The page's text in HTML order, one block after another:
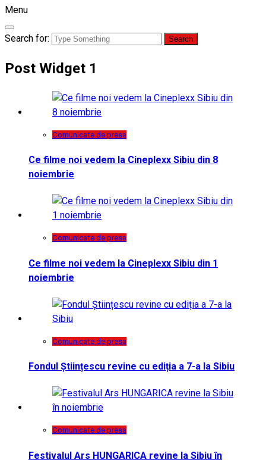
Menu
Search for:
Post Widget 1
Comunicate de presa
Ce filme noi vedem la Cineplexx Sibiu din 8
noiembrie
Comunicate de presa
Ce filme noi vedem la Cineplexx Sibiu din 1
noiembrie
Comunicate de presa
Fondul Științescu revine cu ediția a 7-a la Sibiu
Comunicate de presa
Festivalul Ars HUNGARICA revine la Sibiu în